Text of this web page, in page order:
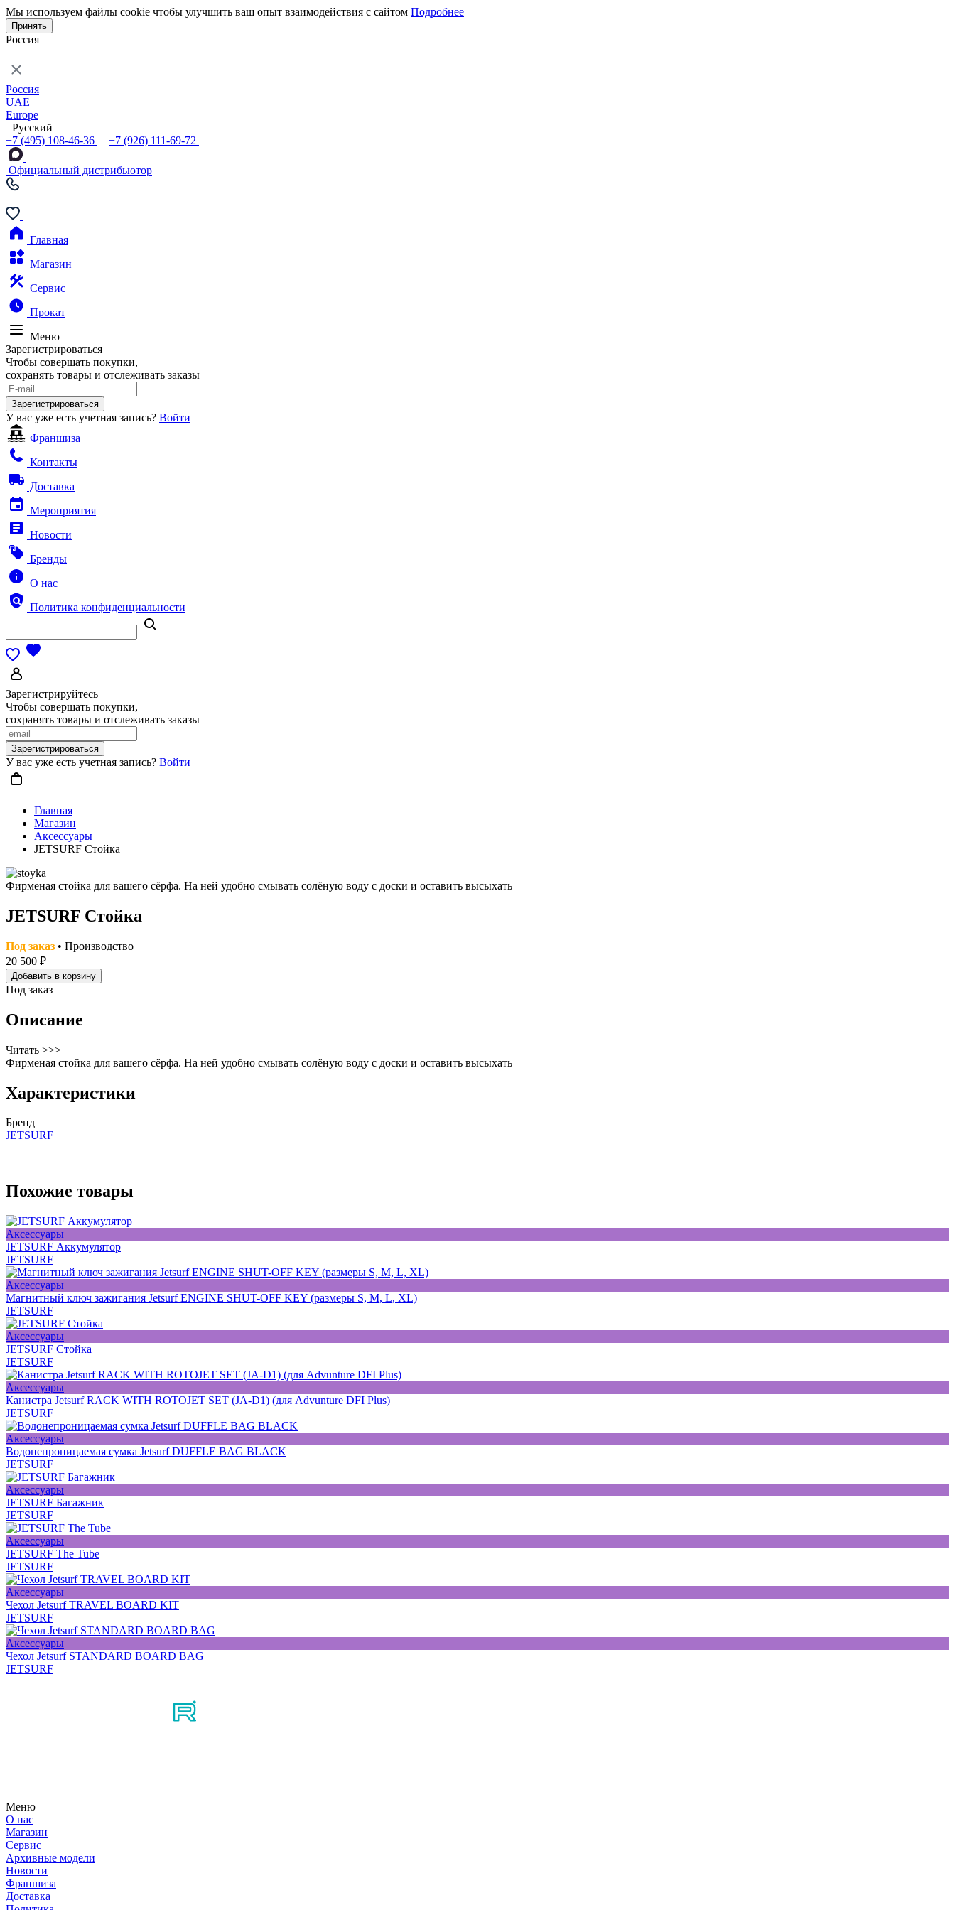
Мы используем файлы cookie чтобы улучшить ваш опыт взаимодействия с сайтом Подробнее
Принять
Россия
Россия
UAE
Europe
Русский
+7 (495) 108-46-36
+7 (926) 111-69-72
Официальный дистрибьютор
Главная
Магазин
Сервис
Прокат
Меню
Зарегистрироваться
Чтобы совершать покупки,
сохранять товары и отслеживать заказы
Зарегистрироваться
У вас уже есть учетная запись? Войти
Франшиза
Контакты
Доставка
Мероприятия
Новости
Бренды
О нас
Политика конфиденциальности
Зарегистрируйтесь
Чтобы совершать покупки,
сохранять товары и отслеживать заказы
Зарегистрироваться
У вас уже есть учетная запись? Войти
Главная
Магазин
Аксессуары
JETSURF Стойка
Фирменая стойка для вашего сёрфа. На ней удобно смывать солёную воду с доски и оставить высыхать
JETSURF Стойка
Под заказ • Производство
20 500 ₽
Добавить в корзину
Под заказ
Описание
Читать >>>
Фирменая стойка для вашего сёрфа. На ней удобно смывать солёную воду с доски и оставить высыхать
Характеристики
Бренд
JETSURF
Похожие товары
Аксессуары
JETSURF Аккумулятор
JETSURF
Аксессуары
Магнитный ключ зажигания Jetsurf ENGINE SHUT-OFF KEY (размеры S, M, L, XL)
JETSURF
Аксессуары
JETSURF Стойка
JETSURF
Аксессуары
Канистра Jetsurf RACK WITH ROTOJET SET (JA-D1) (для Advunture DFI Plus)
JETSURF
Аксессуары
Водонепроницаемая сумка Jetsurf DUFFLE BAG BLACK
JETSURF
Аксессуары
JETSURF Багажник
JETSURF
Аксессуары
JETSURF The Tube
JETSURF
Аксессуары
Чехол Jetsurf TRAVEL BOARD KIT
JETSURF
Аксессуары
Чехол Jetsurf STANDARD BOARD BAG
JETSURF
Меню
О нас
Магазин
Сервис
Архивные модели
Новости
Франшиза
Доставка